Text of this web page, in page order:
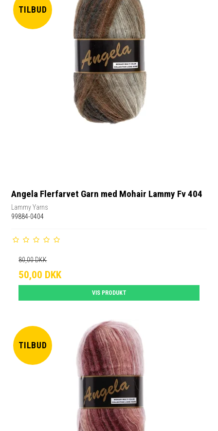
TILBUD
Angela Flerfarvet Garn med Mohair Lammy Fv 404
Lammy Yarns
99884-0404
80,00 DKK
50,00 DKK
VIS PRODUKT
TILBUD